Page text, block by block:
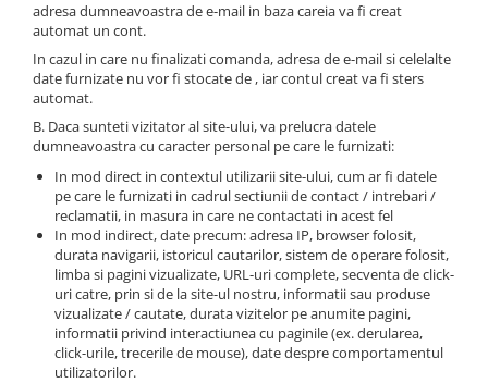
STICKERE MOTO/ATV
18+ STICKER
4X4/OFF ROAD STICKER
BABY ON BOARD
CAR AUDIO
DIVERSE
DRIFT
LOW STICKERS
PARASOLARE
PAUL WALKER STICKER
PENTRU FETE
adresa dumneavoastra de e-mail in baza careia va fi creat
automat un cont.
In cazul in care nu finalizati comanda, adresa de e-mail si celelalte
date furnizate nu vor fi stocate de , iar contul creat va fi sters
automat.
B. Daca sunteti vizitator al site-ului, va prelucra datele
dumneavoastra cu caracter personal pe care le furnizati:
In mod direct in contextul utilizarii site-ului, cum ar fi datele
pe care le furnizati in cadrul sectiunii de contact / intrebari /
reclamatii, in masura in care ne contactati in acest fel
In mod indirect, date precum: adresa IP, browser folosit,
durata navigarii, istoricul cautarilor, sistem de operare folosit,
limba si pagini vizualizate, URL-uri complete, secventa de click-
uri catre, prin si de la site-ul nostru, informatii sau produse
vizualizate / cautate, durata vizitelor pe anumite pagini,
informatii privind interactiunea cu paginile (ex. derularea,
click-urile, trecerile de mouse), date despre comportamentul
utilizatorilor.